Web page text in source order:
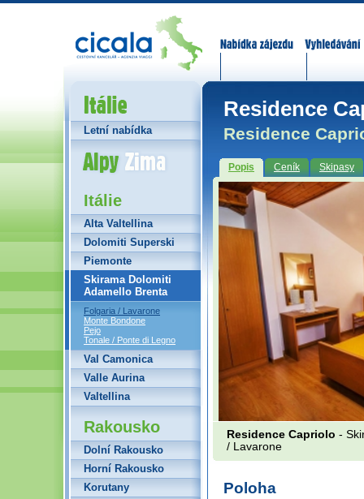
Residence
Residence
Popis Ceník Skipasy
Residence Capriolo -
/ Lavarone
Poloha
Itálie
Letní nabídka
Alpy Zima
Itálie
Alta Valtellina
Dolomiti Superski
Piemonte
Skirama Dolomiti
Adamello Brenta
Folgaria / Lavarone
Monte Bondone
Pejo
Tonale / Ponte di Legno
Val Camonica
Valle Aurina
Valtellina
Rakousko
Dolní Rakousko
Horní Rakousko
Korutany